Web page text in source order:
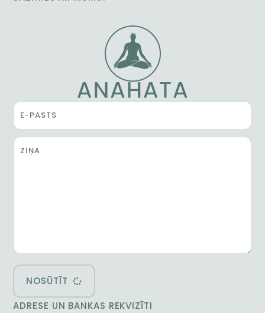
NOSŪTĪT
ADRESE UN BANKAS REKVIZĪTI